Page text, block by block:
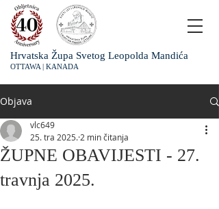
Hrvatska Župa Svetog Leopolda Mandića
OTTAWA | KANADA
Objava
ŽUPNE OBAVIJESTI - 27.
travnja 2025.
vlc649
25. tra 2025. 2 min čitanja